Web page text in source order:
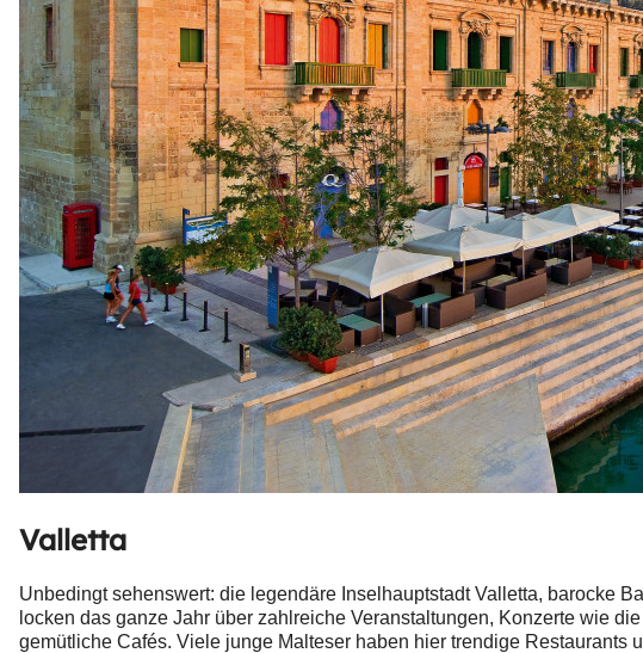
Valletta
Unbedingt sehenswert: die legendäre Inselhauptstadt Valletta, barocke
locken das ganze Jahr über zahlreiche Veranstaltungen, Konzerte wie
gemütliche Cafés. Viele junge Malteser haben hier trendige